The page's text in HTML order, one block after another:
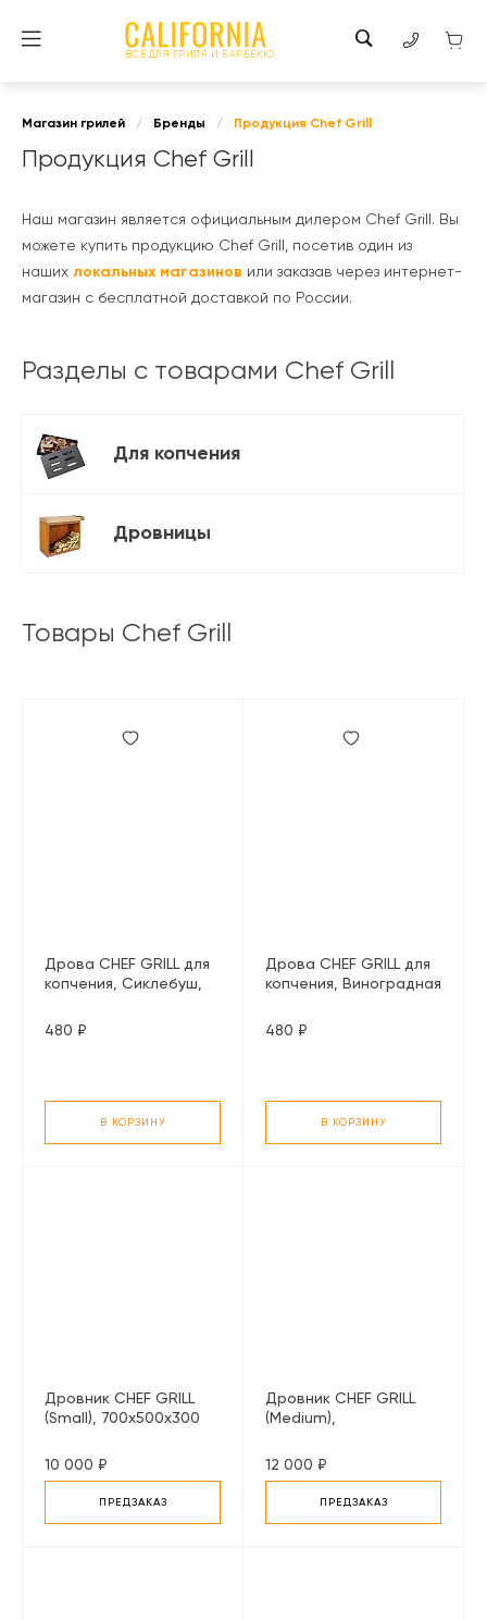
ВСЕ ДЛЯ ГРИЛЯ И БАРБЕКЮ
Магазин грилей / Бренды / Продукция Chef Grill
Продукция Chef Grill
Наш магазин является официальным дилером Chef Grill. Вы
можете купить продукцию Chef Grill, посетив один из
наших локальных магазинов или заказав через интернет-
магазин с бесплатной доставкой по России.
Разделы с товарами Chef Grill
Для копчения
Дровницы
Товары Chef Grill
Дрова CHEF GRILL для
копчения, Сиклебуш,
480 ₽
В КОРЗИНУ
Дрова CHEF GRILL для
копчения, Виноградная
480 ₽
В КОРЗИНУ
Дровник CHEF GRILL
(Small), 700х500х300
10 000 ₽
ПРЕДЗАКАЗ
Дровник CHEF GRILL
(Medium),
12 000 ₽
ПРЕДЗАКАЗ